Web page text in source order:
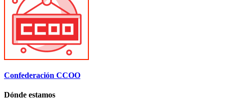
Confederación CCOO
Dónde estamos